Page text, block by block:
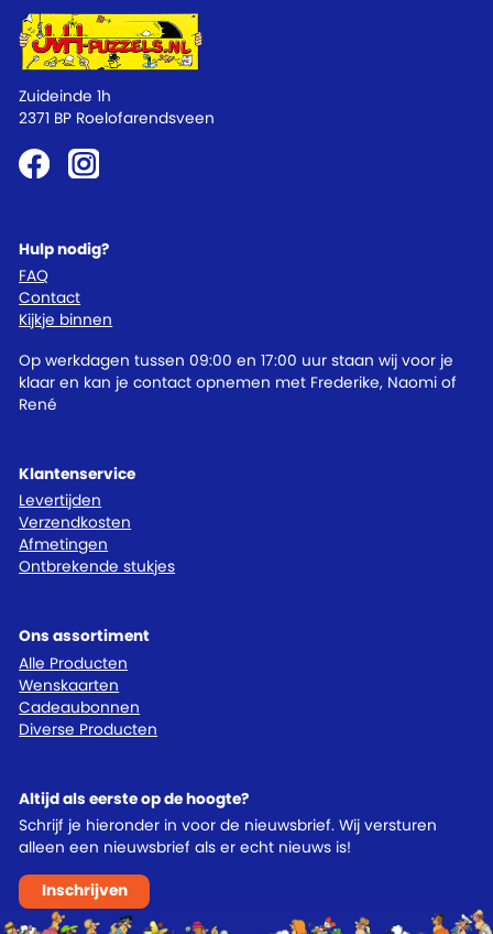
Klantenservice
Levertijden
Verzendkosten
Afmetingen
Ontbrekende stukjes
Ons assortiment
Alle Producten
Wenskaarten
Cadeaubonnen
Diverse Producten
Hulp nodig?
FAQ
Contact
Kijkje binnen
Op werkdagen tussen 09:00 en 17:00 uur staan wij voor je
klaar en kan je contact opnemen met Frederike, Naomi of
René
Zuideinde 1h
2371 BP Roelofarendsveen
Altijd als eerste op de hoogte?
Schrijf je hieronder in voor de nieuwsbrief. Wij versturen
alleen een nieuwsbrief als er echt nieuws is!
Inschrijven